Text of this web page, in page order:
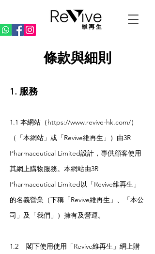
條款與細則
1. 服務
1.1 本網站（https://www.revive-hk.com/）
（「本網站」或「Revive維再生」）由3R
Pharmaceutical Limited設計，專供顧客使用
其網上購物服務。本網站由3R
Pharmaceutical Limited以「Revive維再生」
的名義營業（下稱「Revive維再生」、「本公
司」及「我們」）擁有及營運。
1.2 閣下使用使用「Revive維再生」網上購